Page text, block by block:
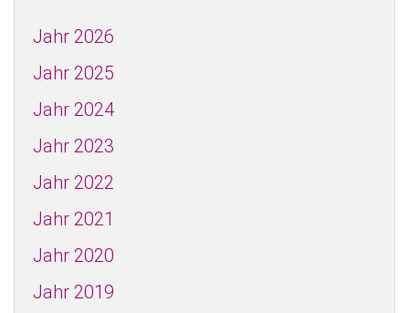
Jahr 2026
Jahr 2025
Jahr 2024
Jahr 2023
Jahr 2022
Jahr 2021
Jahr 2020
Jahr 2019